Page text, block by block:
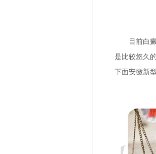
目前白癜
是比较悠久
下面安徽新